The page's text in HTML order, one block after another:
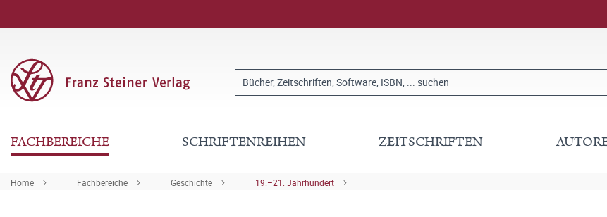
FACHBEREICHE SCHRIFTENREIHEN ZEITSCHRIFTEN
Home Fachbereiche Geschichte 19.–21. Jahrhundert